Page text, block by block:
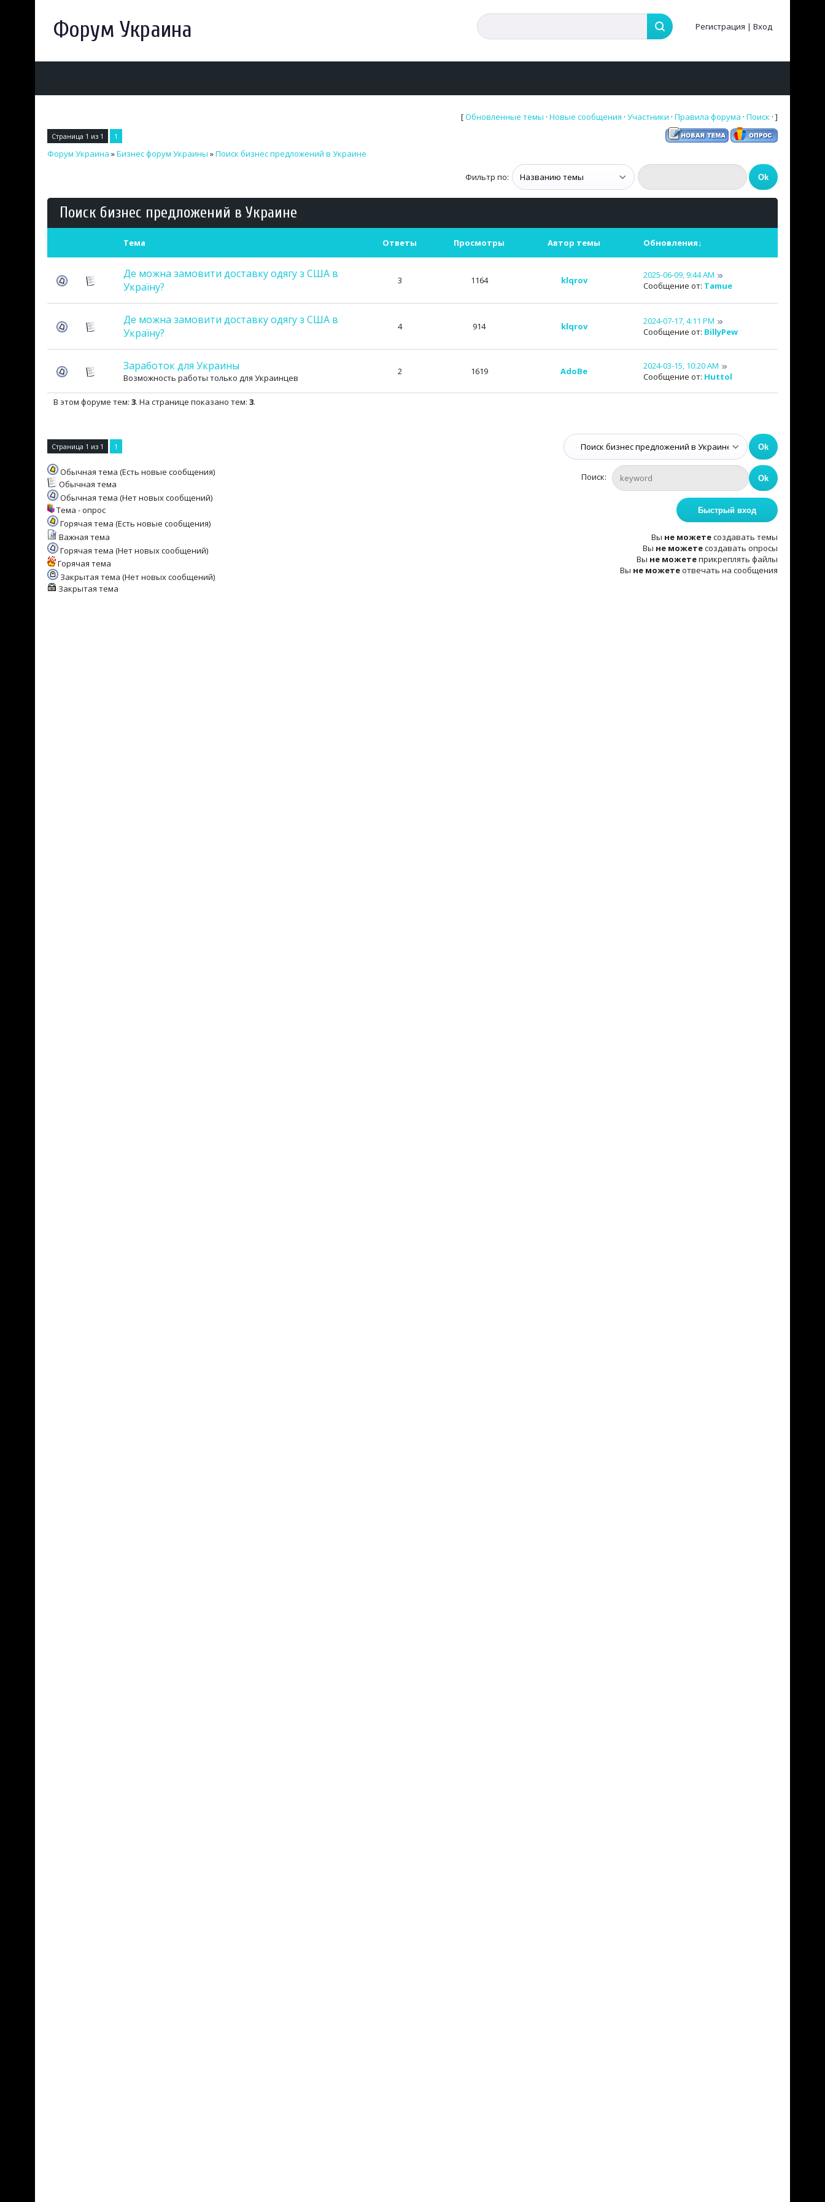
Форум Украина Регистрация | Вход
[Обновленные темы · Новые сообщения · Участники · Правила форума · Поиск · ]
Страница 1 из 1 1
Форум Украина »Бизнес форум Украины »Поиск бизнес предложений в Украине
Фильтр по:
Поиск бизнес предложений в Украине
Тема Ответы Просмотры Автор темы Обновления↓
Де можна замовити доставку одягу з США в
Україну?
3 1164 klqrov
2025-06-09, 9:44 AM
Сообщение от: Tamue
Де можна замовити доставку одягу з США в
Україну?
4 914 klqrov
2024-07-17, 4:11 PM
Сообщение от: BillyPew
Заработок для Украины
Возможность работы только для Украинцев
2 1619 AdoBe
2024-03-15, 10:20 AM
Сообщение от: Huttol
В этом форуме тем: 3. На странице показано тем: 3.
Страница 1 из 1 1
Обычная тема (Есть новые сообщения)
Обычная тема
Обычная тема (Нет новых сообщений)
Тема - опрос
Горячая тема (Есть новые сообщения)
Важная тема
Горячая тема (Нет новых сообщений)
Горячая тема
Закрытая тема (Нет новых сообщений)
Закрытая тема
Поиск:
Вы не можетесоздавать темы
Вы не можетесоздавать опросы
Вы не можетеприкреплять файлы
Вы не можетеотвечать на сообщения